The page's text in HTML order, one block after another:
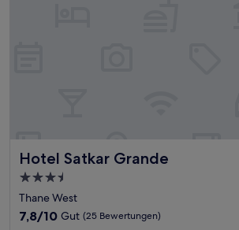
Hotel Satkar Grande
Hotel Satkar Grande
3.5-
Sterne-
Unterkunft
Thane West
7.8
7,8/10 Gut (25 Bewertungen)